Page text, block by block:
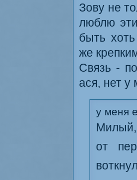
Зову не
люблю
быть
же
Связь -
ася, нет у
у меня
Милый,
от